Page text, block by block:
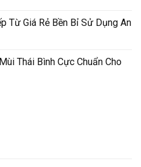
Từ Giá Rẻ Bền Bỉ Sử Dụng An
Thái Bình Cực Chuẩn Cho